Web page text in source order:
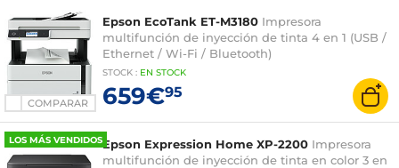
COMPARAR
Epson EcoTank ET-M3180 Impresora
multifunción de inyección de tinta 4 en 1 (USB /
Ethernet / Wi-Fi / Bluetooth)
STOCK : EN STOCK
659€95
LOS MÁS VENDIDOS Epson Expression Home XP-2200 Impresora
multifunción de inyección de tinta en color 3 en